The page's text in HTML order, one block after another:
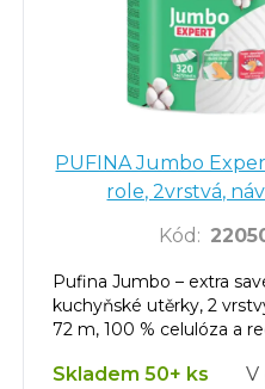
PUFINA Jumbo
role, 2vrstvá,
Kód :
Pufina Jumbo – extra
kuchyňské utěrky, 2
72 m, 100 % celulóza a
Skladem 50+ ks V